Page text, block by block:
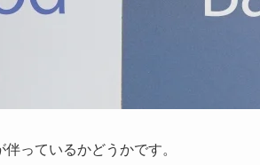
っているかどうかです。